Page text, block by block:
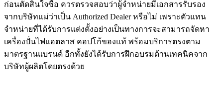
ก่อนตัดสินใจซื้อ ควรตรวจสอบว่าผู้จำหน่ายมีเอกสารรับรอง
จากบริษัทแม่ว่าเป็น Authorized Dealer หรือไม่ เพราะตัวแทน
จำหน่ายที่ได้รับการแต่งตั้งอย่างเป็นทางการจะสามารถจัดหา
เครื่องปั่นไฟแอตลาส คอปโก้ของแท้ พร้อมบริการตรงตาม
มาตรฐานแบรนด์ อีกทั้งยังได้รับการฝึกอบรมด้านเทคนิคจาก
บริษัทผู้ผลิตโดยตรงด้วย